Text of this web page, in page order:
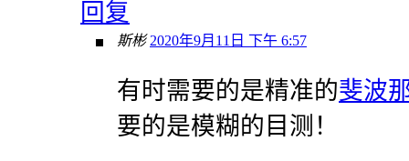
回复
斯彬 2020年9月11日 下午 6:57
有时需要的是精准的斐波
要的是模糊的目测！